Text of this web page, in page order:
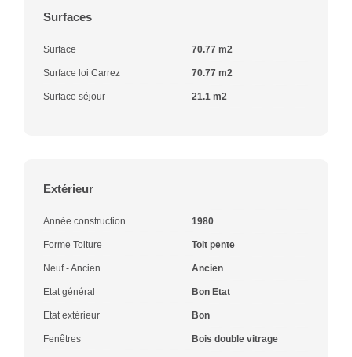
Surfaces
Surface 70.77 m2
Surface loi Carrez 70.77 m2
Surface séjour 21.1 m2
Extérieur
Année construction 1980
Forme Toiture Toit pente
Neuf - Ancien Ancien
Etat général Bon Etat
Etat extérieur Bon
Fenêtres Bois double vitrage